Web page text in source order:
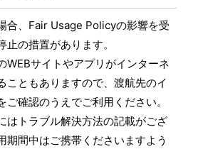
合、Fair Usage Policyの影響を受
の措置があります。
WEBサイトやアプリがインターネ
こともありますので、渡航先のイ
ご確認のうえでご利用ください。
はトラブル解決方法の記載がござ
期間中はご携帯くださいますよう